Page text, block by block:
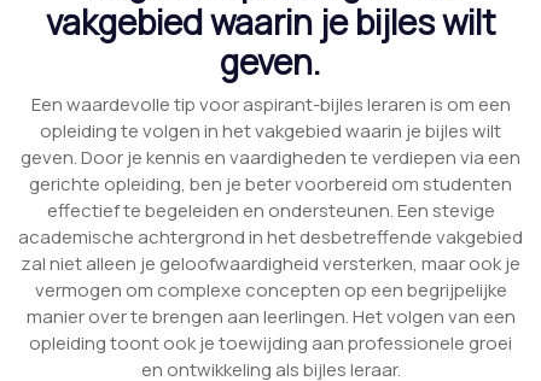
vakgebied waarin je bijles wilt
geven.
Een waardevolle tip voor aspirant-bijles leraren is om een
opleiding te volgen in het vakgebied waarin je bijles wilt
geven. Door je kennis en vaardigheden te verdiepen via een
gerichte opleiding, ben je beter voorbereid om studenten
effectief te begeleiden en ondersteunen. Een stevige
academische achtergrond in het desbetreffende vakgebied
zal niet alleen je geloofwaardigheid versterken, maar ook je
vermogen om complexe concepten op een begrijpelijke
manier over te brengen aan leerlingen. Het volgen van een
opleiding toont ook je toewijding aan professionele groei
en ontwikkeling als bijles leraar.